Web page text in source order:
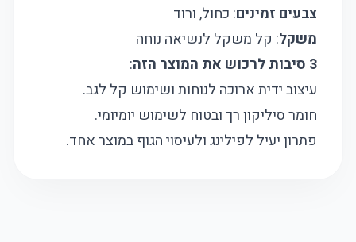
צבעים זמינים: כחול, ורוד
משקל: קל משקל לנשיאה נוחה
3 סיבות לרכוש את המוצר הזה
:
עיצוב ידית ארוכה לנוחות ושימוש קל לגב.
חומר סיליקון רך ובטוח לשימוש יומיומי.
פתרון יעיל לפילינג ולעיסוי הגוף במוצר אחד.